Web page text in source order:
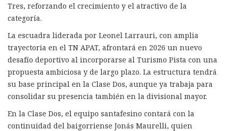
Tres, reforzando el crecimiento y el atractivo de la
categoría.
La escuadra liderada por Leonel Larrauri, con amplia
trayectoria en el TN APAT, afrontará en 2026 un nuevo
desafío deportivo al incorporarse al Turismo Pista con una
propuesta ambiciosa y de largo plazo. La estructura tendrá
su base principal en la Clase Dos, aunque ya trabaja para
consolidar su presencia también en la divisional mayor.
En la Clase Dos, el equipo santafesino contará con la
continuidad del baigorriense Jonás Maurelli, quien